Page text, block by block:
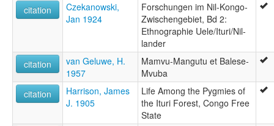
citation
Czekanowski,
Jan 1924
Forschungen im Nil-Kongo-
Zwischengebiet, Bd 2:
Ethnographie Uele/Ituri/Nil-
lander
citation
van Geluwe, H.
1957
Mamvu-Mangutu et Balese-
Mvuba
citation
Harrison, James
J. 1905
Life Among the Pygmies of
the Ituri Forest, Congo Free
State